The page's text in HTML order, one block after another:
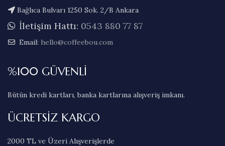
Bağlıca Bulvarı 1250 Sok. 2/B Ankara
İletişim Hattı: 0543 880 77 87
Email: hello@coffeebou.com
%100 GÜVENLİ
Bütün kredi kartları, banka kartlarına alışveriş imkanı.
ÜCRETSİZ KARGO
2000 TL ve Üzeri Alışverişlerde